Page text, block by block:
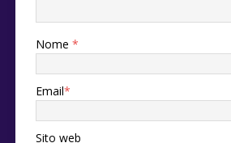
Nome *
Email*
Sito web